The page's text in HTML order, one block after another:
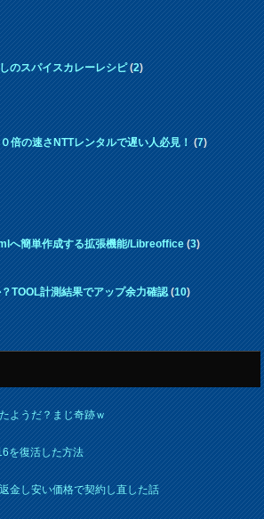
のスパイスカレーレシピ(2)
倍の速さNTTレンタルで遅い人必見！(7)
へ簡単作成する拡張機能/Libreoffice(3)
TOOL計測結果でアップ余力確認(10)
ようだ？まじ奇跡ｗ
を復活した方法
金し安い価格で契約し直した話